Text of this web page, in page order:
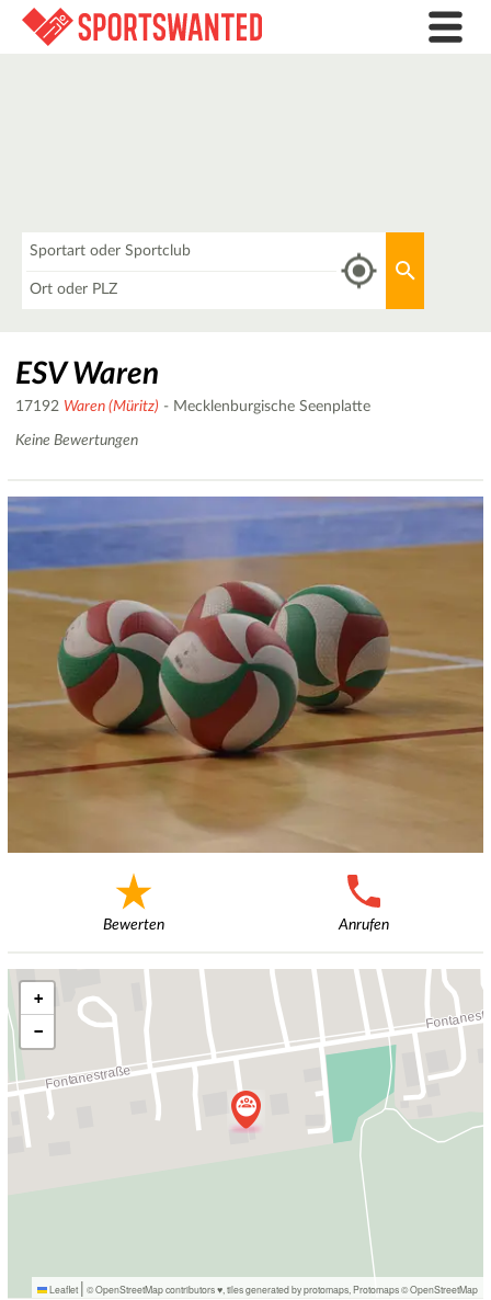
ESV Waren
17192 Waren (Müritz) - Mecklenburgische Seenplatte
Keine Bewertungen
Bewerten Anrufen
+
−
Leaflet | © OpenStreetMap contributors ♥, tiles generated by protomaps Protomaps©OpenStreetMap